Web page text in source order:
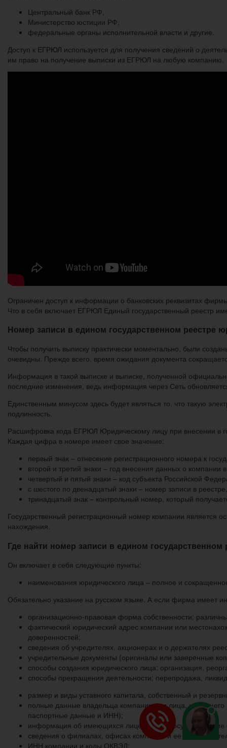
Центральный банк РФ,
Министерство юстиции РФ,
федеральные органы исполнительной власти и другие.
Доступ к ЕГРЮЛ используется для получения сведений о
им право на получение выписки из ЕГРЮЛ на любую компанию.
Ограничен доступ к информации о банковских реквизитах
Что в себя включает ЕГРЮЛ Единый государственный реестр
Номер записи в едином государственном реестре
Чтобы получить выписку практически моментально, были
очевидны. Прежде всего, время ожидания документа
Информация в такой выписке и выписке, полученной
последние изменения, ведь информация через Сеть
Единственным минусом здесь будет являться то, что такую
подлинность.
Расшифровка кода ЕГРЮЛ Юридическому лицу при внесении в
Каждая цифра в номере имеет свое значение:
первый знак – отнесение регистрационного номера к
второй и третий знаки – год внесения данных о
четвертый и пятый знаки – код субъекта Российской
с шестого по двенадцатый знаки – номер записи в
тринадцатый знак – контрольный номер, который
Государственный регистрационный номер компании
нахождения.
Где найти номер записи в едином
Он включает в себя следующие пункты:
наименования юридического лица – полное и
Обязательно указание на русском языке. А если фирма имеет
организационно-правовая форма собственности:
фактический юридический адрес компании или
доверенностей;
сведения об учредителях, акционерах и о держателях
учредительные документы (оригиналы или заверенные
способы создания юридического лица: организация,
способы прекращения деятельности: перепродажа,
размер и виды уставного капитала, собственный и
полные данные владельца компании или лица,
паспортные данные и ИНН);
информация об имеющихся лицензиях на осуществление
сведения о филиалах, офисах компании и ее
ИНН компании и коды ОКВЭД;